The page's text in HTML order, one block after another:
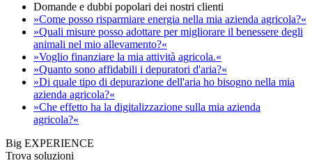
Domande e dubbi popolari dei nostri clienti
»Come posso risparmiare energia nella mia azienda agricola?«
»Quali misure posso adottare per migliorare il benessere degli
animali nel mio allevamento?«
»Voglio finanziare la mia attività agricola.«
»Quanto sono affidabili i depuratori d'aria?«
»Di quale tipo di depurazione dell'aria ho bisogno nella mia
azienda agricola?«
»Che effetto ha la digitalizzazione sulla mia azienda
agricola?«
Big EXPERIENCE
Trova soluzioni